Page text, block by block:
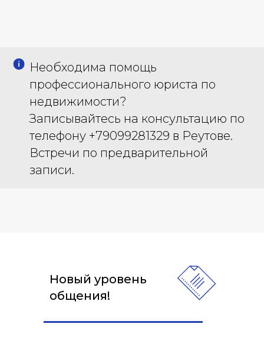
Необходима помощь
профессионального юриста по
недвижимости?
Записывайтесь на консультацию по
телефону +79099281329 в Реутове.
Встречи по предварительной
записи.
Новый уровень
общения!